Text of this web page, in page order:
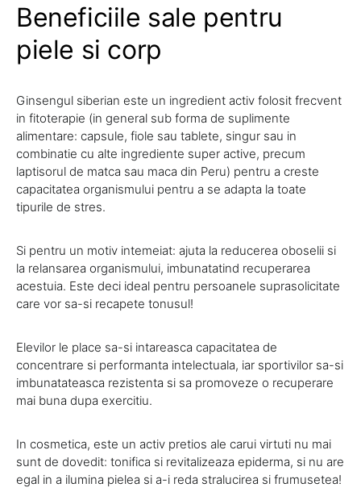
Beneficiile sale pentru
piele si corp
Ginsengul siberian este un ingredient activ folosit frecvent
in fitoterapie (in general sub forma de suplimente
alimentare: capsule, fiole sau tablete, singur sau in
combinatie cu alte ingrediente super active, precum
laptisorul de matca sau maca din Peru) pentru a creste
capacitatea organismului pentru a se adapta la toate
tipurile de stres.
Si pentru un motiv intemeiat: ajuta la reducerea oboselii si
la relansarea organismului, imbunatatind recuperarea
acestuia. Este deci ideal pentru persoanele suprasolicitate
care vor sa-si recapete tonusul!
Elevilor le place sa-si intareasca capacitatea de
concentrare si performanta intelectuala, iar sportivilor sa-si
imbunatateasca rezistenta si sa promoveze o recuperare
mai buna dupa exercitiu.
In cosmetica, este un activ pretios ale carui virtuti nu mai
sunt de dovedit: tonifica si revitalizeaza epiderma, si nu are
egal in a ilumina pielea si a-i reda stralucirea si frumusetea!